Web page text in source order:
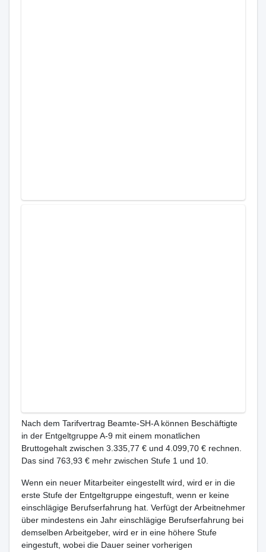
Nach dem Tarifvertrag Beamte-SH-A können Beschäftigte
in der Entgeltgruppe A-9 mit einem monatlichen
Bruttogehalt zwischen 3.335,77 € und 4.099,70 € rechnen.
Das sind 763,93 € mehr zwischen Stufe 1 und 10.
Wenn ein neuer Mitarbeiter eingestellt wird, wird er in die
erste Stufe der Entgeltgruppe eingestuft, wenn er keine
einschlägige Berufserfahrung hat. Verfügt der Arbeitnehmer
über mindestens ein Jahr einschlägige Berufserfahrung bei
demselben Arbeitgeber, wird er in eine höhere Stufe
eingestuft, wobei die Dauer seiner vorherigen